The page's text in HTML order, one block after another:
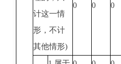
计这一情
形，不计
其他情形)
0 0 0